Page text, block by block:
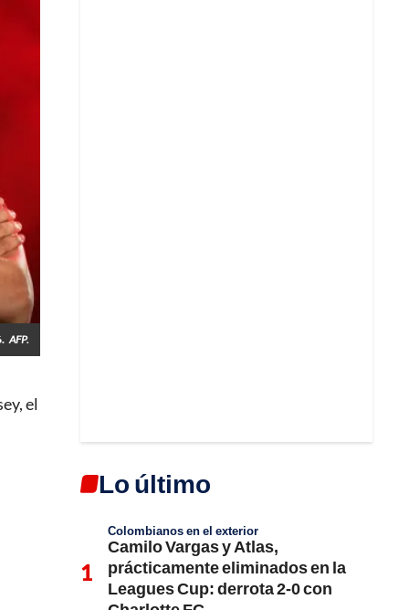
AFP.
el
Lo último
Colombianos en el exterior
Camilo Vargas y Atlas,
prácticamente eliminados en la
Leagues Cup: derrota 2-0 con